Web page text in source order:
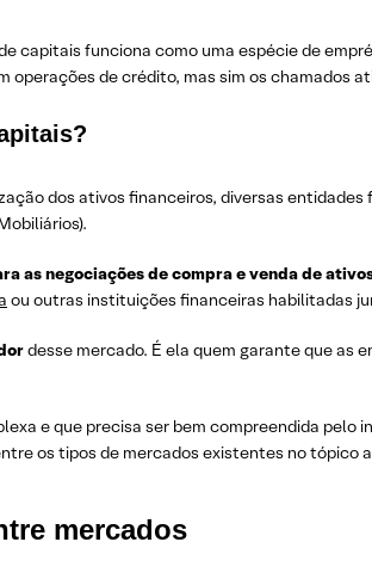
capitais funciona como uma espécie de
operações de crédito, mas sim os chamados
dos ativos financeiros, diversas
as negociações de compra e venda de
ou outras instituições financeiras habilitadas
desse mercado. É ela quem garante que as
e que precisa ser bem compreendida pelo
os tipos de mercados existentes no tópico
mercados